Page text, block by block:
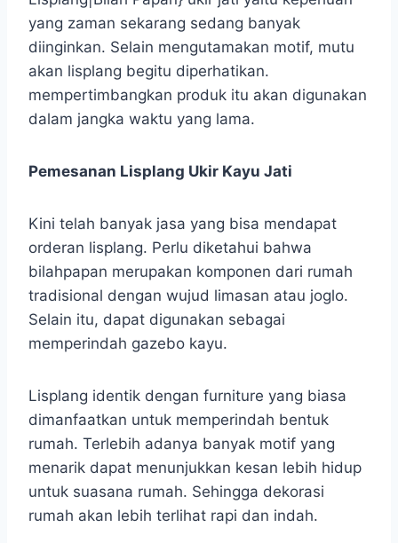
yang zaman sekarang sedang banyak
diinginkan. Selain mengutamakan motif, mutu
akan lisplang begitu diperhatikan.
mempertimbangkan produk itu akan digunakan
dalam jangka waktu yang lama.
Pemesanan Lisplang Ukir Kayu Jati
Kini telah banyak jasa yang bisa mendapat
orderan lisplang. Perlu diketahui bahwa
bilahpapan merupakan komponen dari rumah
tradisional dengan wujud limasan atau joglo.
Selain itu, dapat digunakan sebagai
memperindah gazebo kayu.
Lisplang identik dengan furniture yang biasa
dimanfaatkan untuk memperindah bentuk
rumah. Terlebih adanya banyak motif yang
menarik dapat menunjukkan kesan lebih hidup
untuk suasana rumah. Sehingga dekorasi
rumah akan lebih terlihat rapi dan indah.